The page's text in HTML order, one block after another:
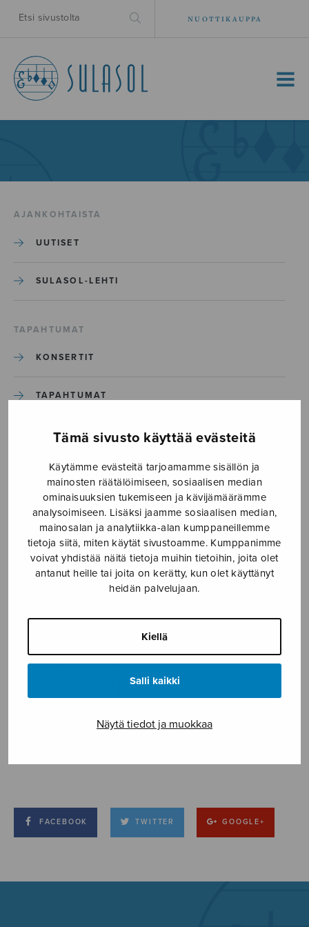
Tämä sivusto käyttää evästeitä
Käytämme evästeitä tarjoamamme sisällön ja
mainosten räätälöimiseen, sosiaalisen median
ominaisuuksien tukemiseen ja kävijämäärämme
analysoimiseen. Lisäksi jaamme sosiaalisen median,
mainosalan ja analytiikka-alan kumppaneillemme
tietoja siitä, miten käytät sivustoamme. Kumppanimme
voivat yhdistää näitä tietoja muihin tietoihin, joita olet
antanut heille tai joita on kerätty, kun olet käyttänyt
heidän palvelujaan.
Kiellä
Salli kaikki
Näytä tiedot ja muokkaa
NUOTTIKAUPPA
MENU
AJANKOHTAISTA
UUTISET
SULASOL-LEHTI
TAPAHTUMAT
KONSERTIT
TAPAHTUMAT
ILMOITA TAPAHTUMA
Etusivu › Media › Stjärnenatten_S3214
Stjärnenatten_S3214
3.6.2026
FACEBOOK TWITTER GOOGLE+